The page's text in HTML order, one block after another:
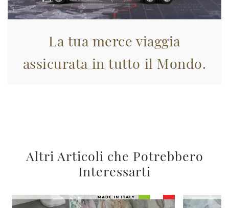
La tua merce viaggia
assicurata in tutto il Mondo.
Altri Articoli che Potrebbero
Interessarti